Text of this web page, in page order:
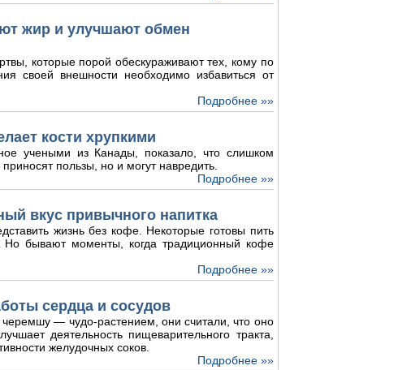
жир и улучшают обмен
которые порой обескураживают тех, кому по
своей внешности необходимо избавиться от
Подробнее »»
кости хрупкими
учеными из Канады, показало, что слишком
пользы, но и могут навредить.
Подробнее »»
вкус привычного напитка
жизнь без кофе. Некоторые готовы пить
Но бывают моменты, когда традиционный кофе
Подробнее »»
сердца и сосудов
— чудо-растением, они считали, что оно
деятельность пищеварительного тракта,
желудочных соков.
Подробнее »»